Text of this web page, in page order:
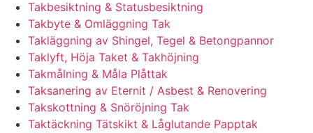
Takbesiktning & Statusbesiktning
Takbyte & Omläggning Tak
Takläggning av Shingel, Tegel & Betongpannor
Taklyft, Höja Taket & Takhöjning
Takmålning & Måla Plåttak
Taksanering av Eternit / Asbest & Renovering
Takskottning & Snöröjning Tak
Taktäckning Tätskikt & Låglutande Papptak